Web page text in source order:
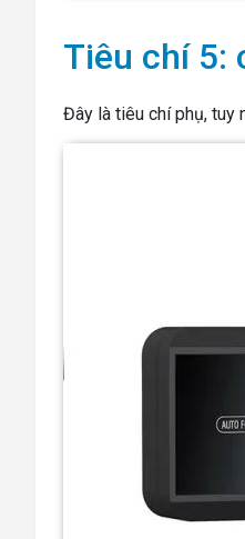
Tiêu chí 5:
Đây là tiêu chí phụ, tuy